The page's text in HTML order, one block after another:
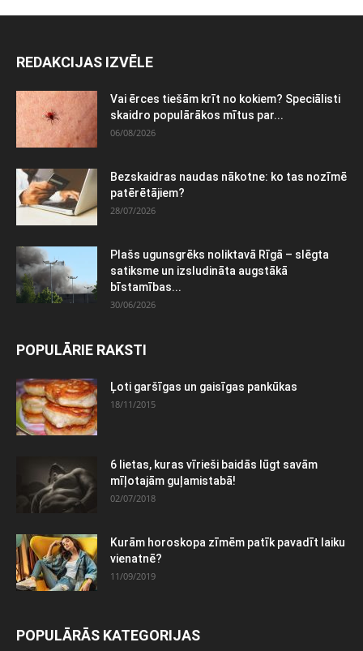
REDAKCIJAS IZVĒLE
Vai ērces tiešām krīt no kokiem? Speciālisti
skaidro populārākos mītus par...
06/08/2026
Bezskaidras naudas nākotne: ko tas nozīmē
patērētājiem?
28/07/2026
Plašs ugunsgrēks noliktavā Rīgā – slēgta
satiksme un izsludināta augstākā
bīstamības...
30/06/2026
POPULĀRIE RAKSTI
Ļoti garšīgas un gaisīgas pankūkas
18/11/2015
6 lietas, kuras vīrieši baidās lūgt savām
mīļotajām guļamistabā!
02/07/2018
Kurām horoskopa zīmēm patīk pavadīt laiku
vienatnē?
11/09/2019
POPULĀRĀS KATEGORIJAS